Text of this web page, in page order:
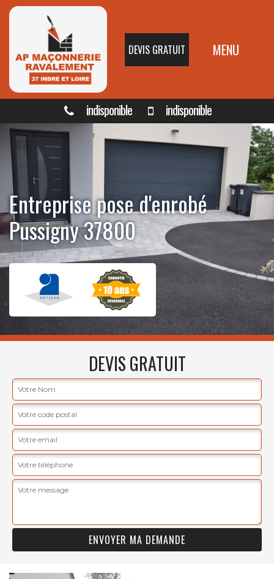
DEVIS GRATUIT MENU
indisponible indisponible
Entreprise pose d'enrobé
Pussigny 37800
DEVIS GRATUIT